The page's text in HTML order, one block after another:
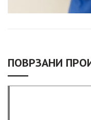
ПОВРЗАНИ